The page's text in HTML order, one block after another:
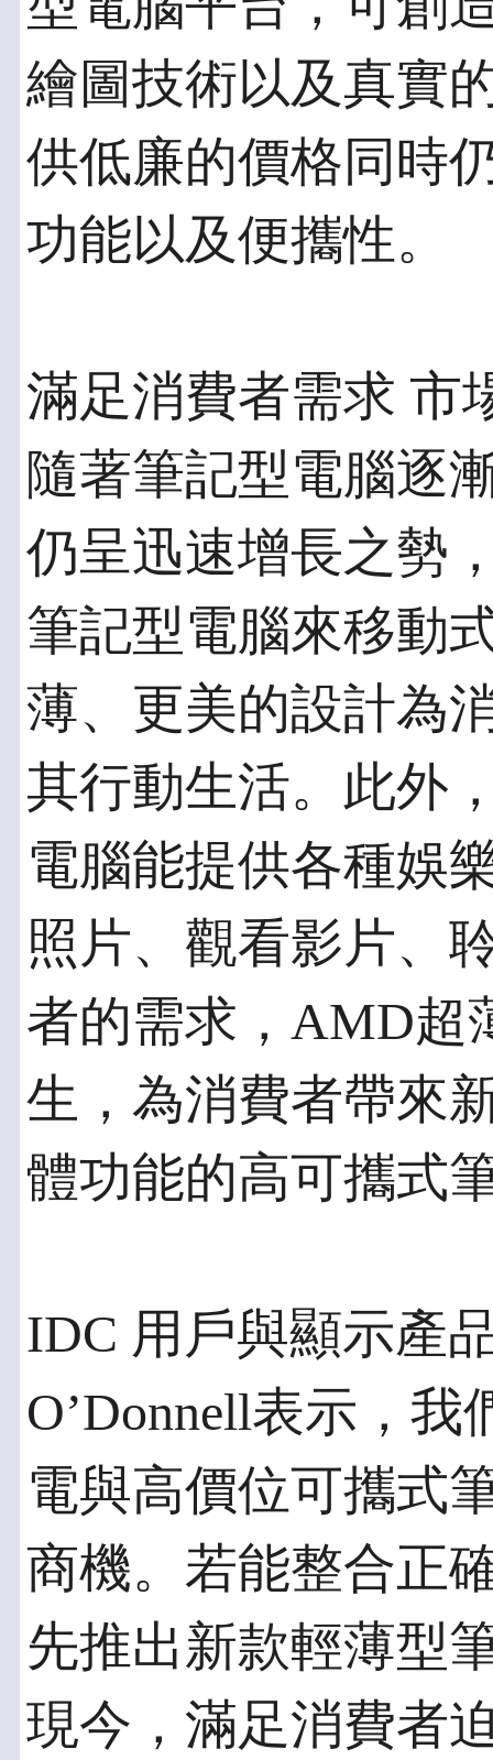
繪圖技術以及真實
供低廉的價格同時
功能以及便攜性。
滿足消費者需求 市
隨著筆記型電腦逐
仍呈迅速增長之勢
筆記型電腦來移動
薄、更美的設計為
其行動生活。此外
電腦能提供各種娛
照片、觀看影片、
者的需求，AMD超
生，為消費者帶來
體功能的高可攜式
IDC 用戶與顯示產
O’Donnell表示，
電與高價位可攜式
商機。若能整合正
先推出新款輕薄型
現今，滿足消費者